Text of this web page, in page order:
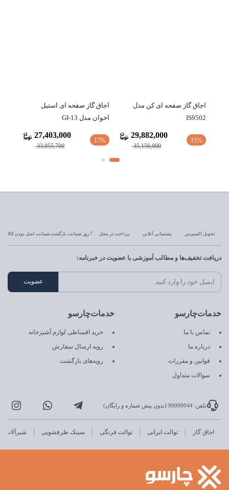
اجاق گاز صفحه ای کن مدل
IS9502
15%
35,156,000
29,882,000
اجاق گاز صفحه ای استیل
اخوان مدل GI-13
17%
33,055,700
27,403,000
تحویل اکسپرس پشتیبانی آنلاین پرداخت در محل 7 روز ضمانت بازگشت ضمانت اصل بودن کالا
خدمات‌چارسو
تماس با ما
درباره ما
قوانین و مقررات
سوالات متداول
خدمات‌چارسو
خرید اقساطی لوازم آشپزخانه
رویه ارسال سفارش
رویه‌های بازگشت
دریافت تخفیف‌ها و مطالب آموزشی با عضویت در خبرنامه:
تلفن: 90000044 (بدون پیش شماره و رایگان)
اجاق گاز توالت ایرانی توالت فرنگی سینک ظرفشویی شیرآلات